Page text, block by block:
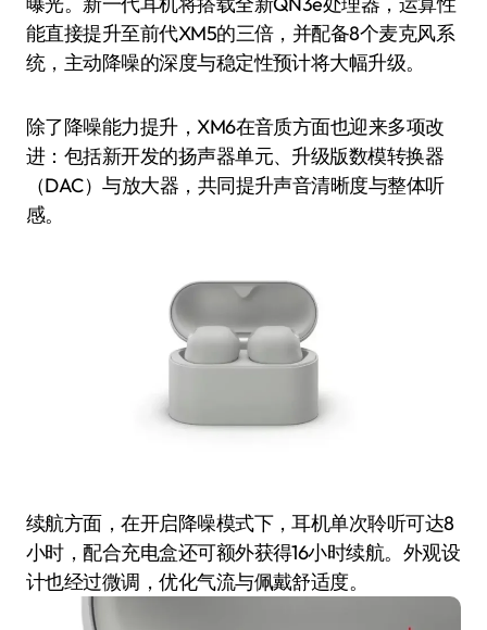
能直接提升至前代XM5的三倍，并配备8个麦克风系
统，主动降噪的深度与稳定性预计将大幅升级。
除了降噪能力提升，XM6在音质方面也迎来多项改
进：包括新开发的扬声器单元、升级版数模转换器
（DAC）与放大器，共同提升声音清晰度与整体听
感。
续航方面，在开启降噪模式下，耳机单次聆听可达8
小时，配合充电盒还可额外获得16小时续航。外观设
计也经过微调，优化气流与佩戴舒适度。